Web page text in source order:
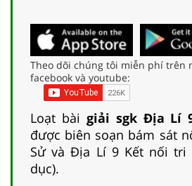
Theo dõi chúng tôi miễn phí trên
facebook và youtube:
Loạt bài giải sgk Địa Lí
được biên soạn bám sát
Sử và Địa Lí 9 Kết nối tri
dục).